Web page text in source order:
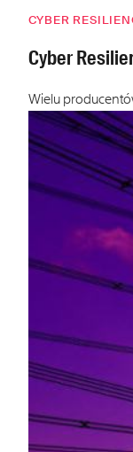
CYBER
Cyber
Wielu